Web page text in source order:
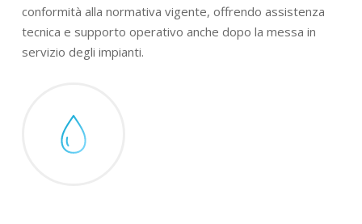
conformità alla normativa vigente, offrendo assistenza
tecnica e supporto operativo anche dopo la messa in
servizio degli impianti.